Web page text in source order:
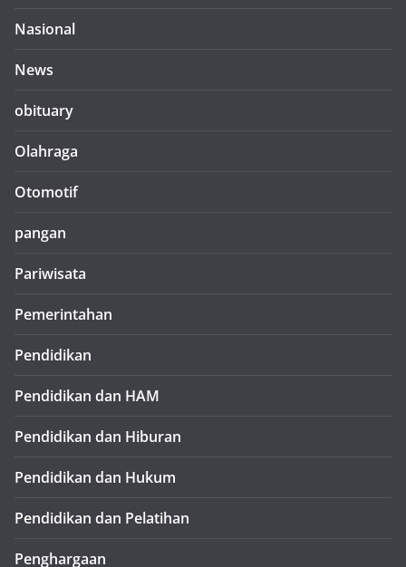
Nasional
News
obituary
Olahraga
Otomotif
pangan
Pariwisata
Pemerintahan
Pendidikan
Pendidikan dan HAM
Pendidikan dan Hiburan
Pendidikan dan Hukum
Pendidikan dan Pelatihan
Penghargaan